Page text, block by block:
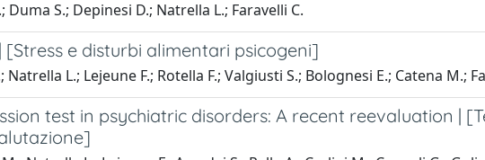
Duma S.; Depinesi D.; Natrella L.; Faravelli C.
e disturbi alimentari psicogeni]
Natrella L.; Lejeune F.; Rotella F.; Valgiusti S.; Bolognesi E.; Catena M.;
test in psychiatric disorders: A recent reevaluation |